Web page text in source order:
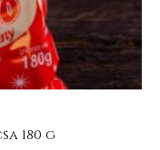
180 g